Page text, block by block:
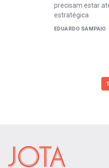
precisam estar
estratégica
EDUARDO SAMPAIO
1